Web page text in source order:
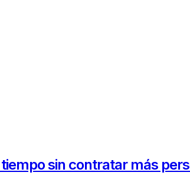
sin contratar más